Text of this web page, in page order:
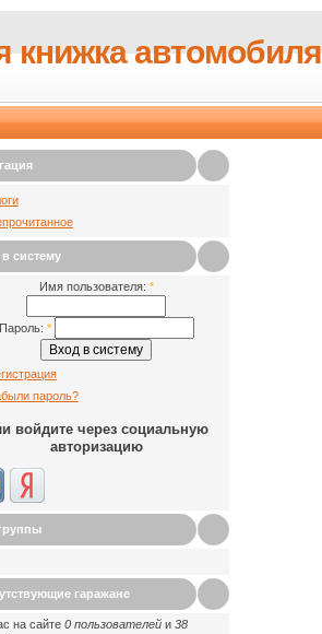
книжка автомобиля
систему
Имя пользователя: *
Пароль: *
пароль?
войдите через социальную
авторизацию
гаражане
на сайте 0 пользователей и 38